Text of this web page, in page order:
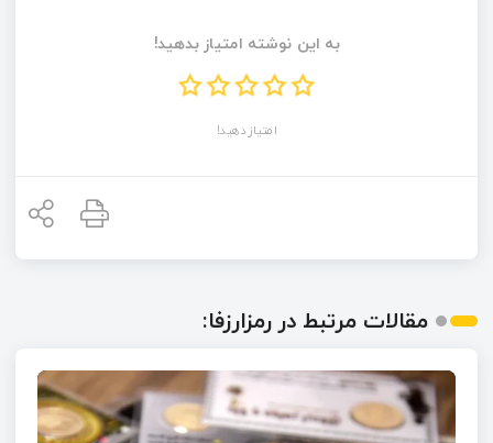
به این نوشته امتیاز بدهید!
امتیاز دهید!
مقالات مرتبط در رمزارزفا: